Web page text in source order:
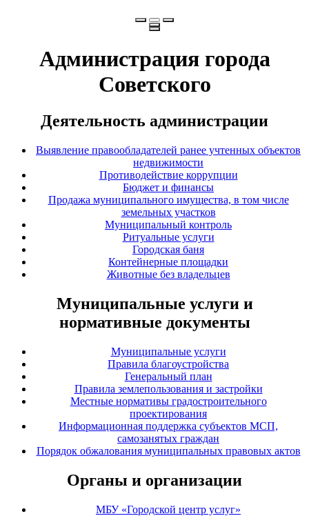
Администрация города
Советского
Деятельность администрации
Выявление правообладателей ранее учтенных объектов
недвижимости
Противодействие коррупции
Бюджет и финансы
Продажа муниципального имущества, в том числе
земельных участков
Муниципальный контроль
Ритуальные услуги
Городская баня
Контейнерные площадки
Животные без владельцев
Муниципальные услуги и
нормативные документы
Муниципальные услуги
Правила благоустройства
Генеральный план
Правила землепользования и застройки
Местные нормативы градостроительного
проектирования
Информационная поддержка субъектов МСП,
самозанятых граждан
Порядок обжалования муниципальных правовых актов
Органы и организации
МБУ «Городской центр услуг»